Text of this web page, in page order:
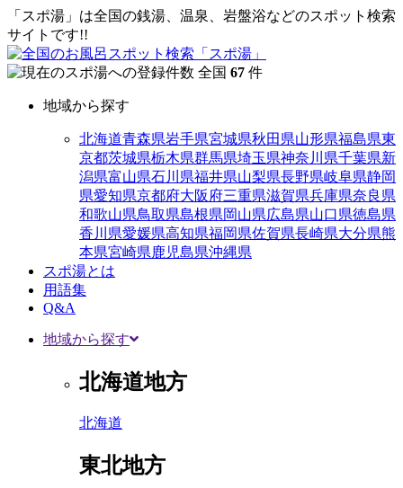
「スポ湯」は全国の銭湯、温泉、岩盤浴などのスポット検索
サイトです!!
全国 67 件
地域から探す
北海道青森県岩手県宮城県秋田県山形県福島県東
京都茨城県栃木県群馬県埼玉県神奈川県千葉県新
潟県富山県石川県福井県山梨県長野県岐阜県静岡
県愛知県京都府大阪府三重県滋賀県兵庫県奈良県
和歌山県鳥取県島根県岡山県広島県山口県徳島県
香川県愛媛県高知県福岡県佐賀県長崎県大分県熊
本県宮崎県鹿児島県沖縄県
スポ湯とは
用語集
Q&A
地域から探す
北海道地方
北海道
東北地方